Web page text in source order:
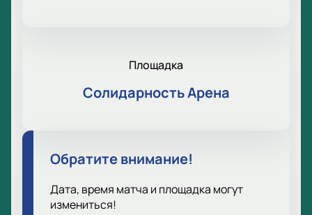
Площадка
Солидарность Арена
Обратите внимание!
Дата, время матча и площадка могут
измениться!